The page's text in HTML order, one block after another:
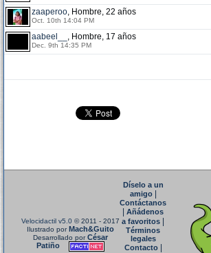
zaaperoo, Hombre, 22 años
Oct. 10th 14:04 PM
aabeel__ , Hombre, 17 años
Dec. 9th 14:35 PM
Velocidactil v5.0 © 2011 - 2017
Ilustrado porMach&Guito
Desarrollado porCésar
Patiño
Díselo a un
amigo|
Contáctanos
Añádenos
a favoritos
Términos
legales
Contacto|